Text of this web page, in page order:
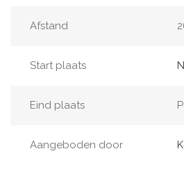
Afstand
Start plaats
Eind plaats
Aangeboden door